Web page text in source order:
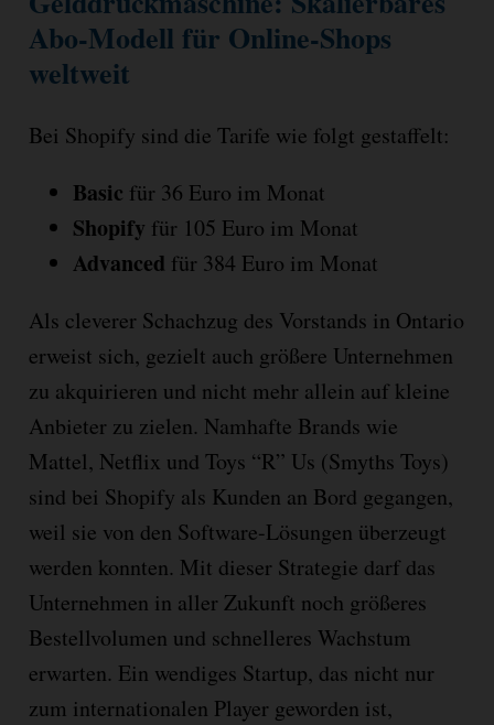
Abo-Modell für Online-Shops
weltweit
Bei Shopify sind die Tarife wie folgt gestaffelt:
Basic für 36 Euro im Monat
Shopify für 105 Euro im Monat
Advanced für 384 Euro im Monat
Als cleverer Schachzug des Vorstands in Ontario
erweist sich, gezielt auch größere Unternehmen
zu akquirieren und nicht mehr allein auf kleine
Anbieter zu zielen. Namhafte Brands wie
Mattel, Netflix und Toys “R” Us (Smyths Toys)
sind bei Shopify als Kunden an Bord gegangen,
weil sie von den Software-Lösungen überzeugt
werden konnten. Mit dieser Strategie darf das
Unternehmen in aller Zukunft noch größeres
Bestellvolumen und schnelleres Wachstum
erwarten. Ein wendiges Startup, das nicht nur
zum internationalen Player geworden ist,